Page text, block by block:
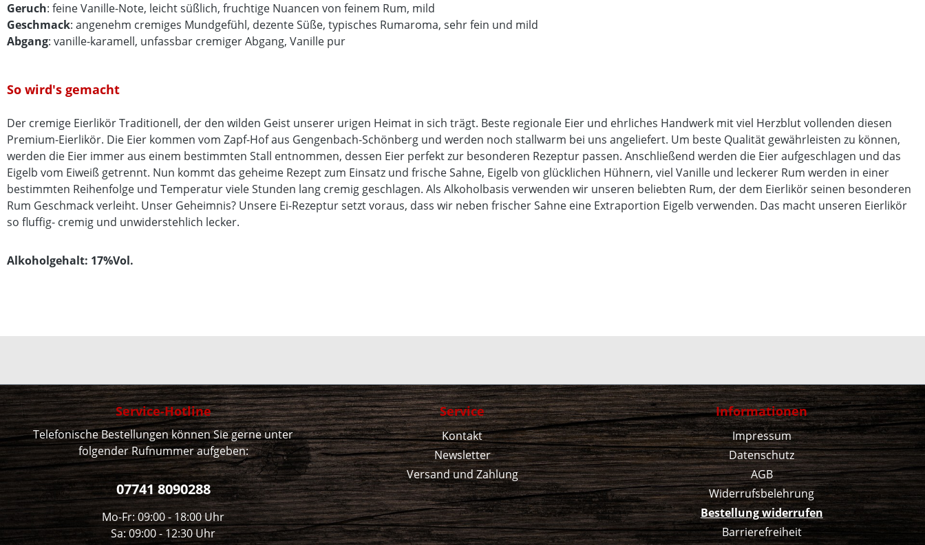
Geruch: feine Vanille-Note, leicht süßlich, fruchtige Nuancen von feinem Rum, mild
Geschmack: angenehm cremiges Mundgefühl, dezente Süße, typisches Rumaroma, sehr fein und mild
Abgang: vanille-karamell, unfassbar cremiger Abgang, Vanille pur
So wird's gemacht
Der cremige Eierlikör Traditionell, der den wilden Geist unserer urigen Heimat in sich trägt. Beste regionale Eier und ehrliches Handwerk mit viel Herzblut vollenden diesen
Premium-Eierlikör. Die Eier kommen vom Zapf-Hof aus Gengenbach-Schönberg und werden noch stallwarm bei uns angeliefert. Um beste Qualität gewährleisten zu können,
werden die Eier immer aus einem bestimmten Stall entnommen, dessen Eier perfekt zur besonderen Rezeptur passen. Anschließend werden die Eier aufgeschlagen und das
Eigelb vom Eiweiß getrennt. Nun kommt das geheime Rezept zum Einsatz und frische Sahne, Eigelb von glücklichen Hühnern, viel Vanille und leckerer Rum werden in einer
bestimmten Reihenfolge und Temperatur viele Stunden lang cremig geschlagen. Als Alkoholbasis verwenden wir unseren beliebten Rum, der dem Eierlikör seinen besonderen
Rum Geschmack verleiht. Unser Geheimnis? Unsere Ei-Rezeptur setzt voraus, dass wir neben frischer Sahne eine Extraportion Eigelb verwenden. Das macht unseren Eierlikör
so fluffig- cremig und unwiderstehlich lecker.
Alkoholgehalt: 17%Vol.
Service-Hotline
Telefonische Bestellungen können Sie gerne unter
folgender Rufnummer aufgeben:
07741 8090288
Mo-Fr: 09:00 - 18:00 Uhr
Sa: 09:00 - 12:30 Uhr
Service
Kontakt
Newsletter
Versand und Zahlung
Informationen
Impressum
Datenschutz
AGB
Widerrufsbelehrung
Bestellung widerrufen
Barrierefreiheit